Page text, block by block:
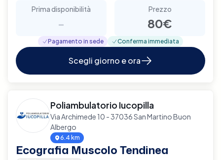
Prima disponibilità
-
Prezzo
80€
Pagamento in sede Conferma immediata
Scegli giorno e ora
Poliambulatorio Iucopilla
Via Archimede 10 - 37036 San Martino Buon
Albergo
6.4 km
Ecografia Muscolo Tendinea